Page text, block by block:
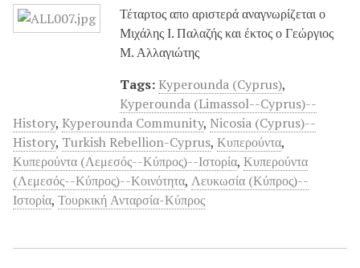
Τέταρτος απο αριστερά αναγνωρίζεται ο
Μιχάλης Ι. Παλαζής και έκτος ο Γεώργιος
Μ. Αλλαγιώτης
Tags: Kyperounda (Cyprus),
Kyperounda (Limassol--Cyprus)--
History, Kyperounda Community, Nicosia (Cyprus)--
History, Turkish Rebellion-Cyprus, Κυπερούντα,
Κυπερούντα (Λεμεσός--Κύπρος)--Ιστορία, Κυπερούντα
(Λεμεσός--Κύπρος)--Κοινότητα, Λευκωσία (Κύπρος)--
Ιστορία, Τουρκική Ανταρσία-Κύπρος